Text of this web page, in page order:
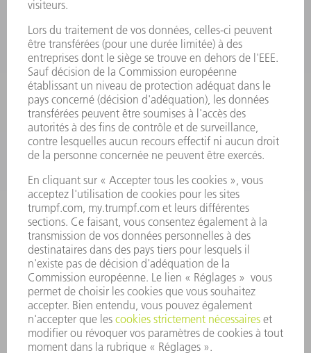
ELECTRONIQUE DE PUISSANCE
OUTILS ÉLECTRIQUES
SMART FACTORY
LOGICIEL
SERVICES
APPLICATIONS
SECTEURS D'ACTIVITÉ
ENTREPRISE
CARRIÈRE
OFFRES D'EMPLOI
PROFIL DE L'ENTREPRISE
CONSEIL D'ADMINISTRATION
RAPPORT ANNUEL
PRINCIPES FONDAMENTAUX DE L'ENTREPRISE
CONFORMITÉ
SYSTÈME D'ALERTE
SÉCURITÉ
COMMUNIQUÉS DE PRESSE
MAGAZINE
DURABILITÉ
ENVIRONNEMENT ET CLIMAT
SOCIAL ET SOCIÉTÉ
GESTION D'ENTREPRISE